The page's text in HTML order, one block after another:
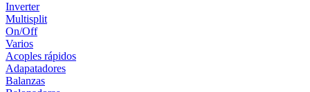
Inverter
Multisplit
On/Off
Varios
Acoples rápidos
Adapatadores
Balanzas